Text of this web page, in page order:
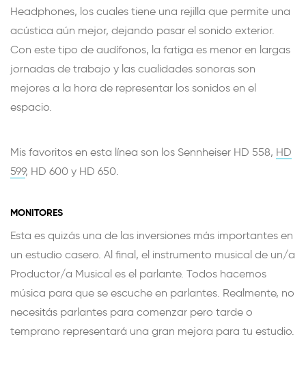
Headphones, los cuales tiene una rejilla que permite una
acústica aún mejor, dejando pasar el sonido exterior.
Con este tipo de audífonos, la fatiga es menor en largas
jornadas de trabajo y las cualidades sonoras son
mejores a la hora de representar los sonidos en el
espacio.
Mis favoritos en esta línea son los Sennheiser HD 558, HD
599, HD 600 y HD 650.
MONITORES
Esta es quizás una de las inversiones más importantes en
un estudio casero. Al final, el instrumento musical de un/a
Productor/a Musical es el parlante. Todos hacemos
música para que se escuche en parlantes. Realmente, no
necesitás parlantes para comenzar pero tarde o
temprano representará una gran mejora para tu estudio.